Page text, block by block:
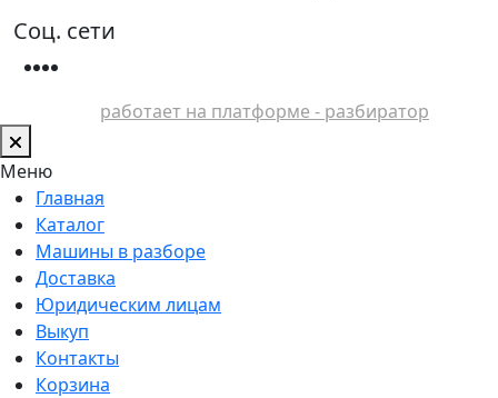
Соц. сети
работает на платформе - разбиратор
Меню
Главная
Каталог
Машины в разборе
Доставка
Юридическим лицам
Выкуп
Контакты
Корзина